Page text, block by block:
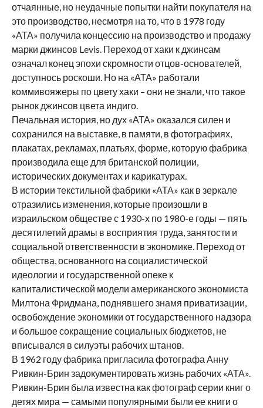
отчаянные, но неудачные попытки найти покупателя на
это производство, несмотря на то, что в 1978 году
«АТА» получила концессию на производство и продажу
марки джинсов Levis. Переход от хаки к джинсам
означал конец эпохи скромности отцов-основателей,
доступнось роскоши. Но на «АТА» работали
коммивояжеры по цвету хаки – они не знали, что такое
рынок джинсов цвета индиго.
Печальная история, но дух «АТА» оказался силен и
сохранился на выставке, в памяти, в фотографиях,
плакатах, рекламах, платьях, форме, которую фабрика
производила еще для британской полиции,
исторических документах и карикатурах.
В истории текстильной фабрики «АТА» как в зеркале
отразились изменения, которые произошли в
израильском обществе с 1930-х по 1980-е годы — пять
десятилетий драмы в восприятия труда, занятости и
социальной ответственности в экономике. Переход от
общества, основанного на социалистической
идеологии и государственной опеке к
капиталистической модели американского экономиста
Милтона Фридмана, поднявшего знамя приватизации,
освобождение экономики от государственного надзора
и большое сокращение социальных бюджетов, не
вписывался в силуэты рабочих штанов.
В 1962 году фабрика пригласила фотографа Анну
Ривкин-Брин задокументировать жизнь рабочих «АТА».
Ривкин-Брин была известна как фотограф серии книг о
детях мира — самыми популярными были ее книги о